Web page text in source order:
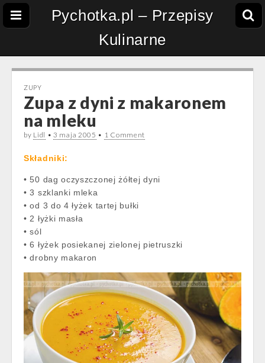
Pychotka.pl – Przepisy
Kulinarne
ZUPY
Zupa z dyni z makaronem
na mleku
by Lidl •3 maja 2005 • 1 Comment
Składniki:
• 50 dag oczyszczonej żółtej dyni
• 3 szklanki mleka
• od 3 do 4 łyżek tartej bułki
• 2 łyżki masła
• sól
• 6 łyżek posiekanej zielonej pietruszki
• drobny makaron